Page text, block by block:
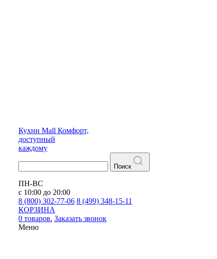
Кухни Mall Комфорт,
доступный
каждому
Поиск
ПН-ВС
с 10:00 до 20:00
8 (800) 302-77-06 8 (499) 348-15-11
КОРЗИНА
0 товаров. Заказать звонок
Меню